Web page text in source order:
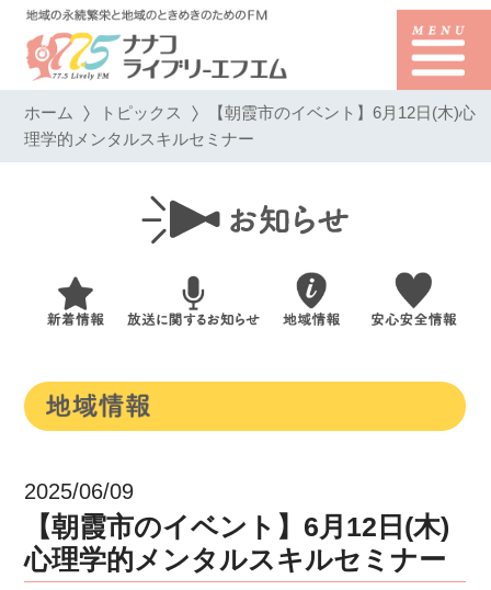
ホーム トピックス 【朝霞市のイベント】6月12日(木)心
理学的メンタルスキルセミナー
2025/06/09
【朝霞市のイベント】6月12日(木)
心理学的メンタルスキルセミナー